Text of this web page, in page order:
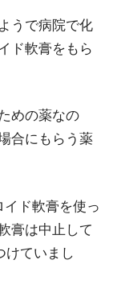
うで病院で化
ド軟膏をもら
めの薬なの
合にもらう薬
ド軟膏を使っ
膏は中止して
けていまし